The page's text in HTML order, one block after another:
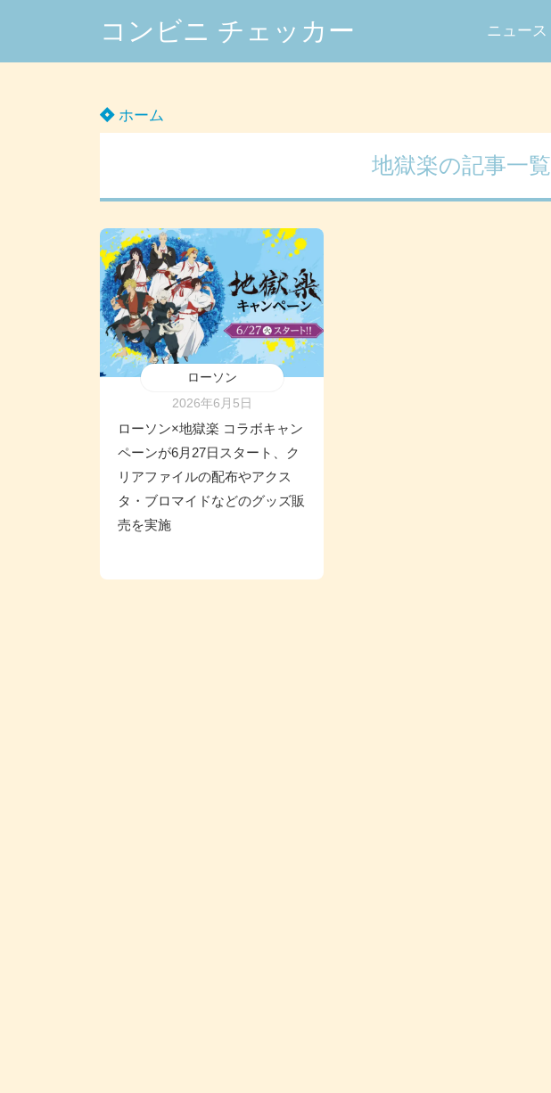
コンビニ チェッカー ニュース
ホーム
地獄楽の記事一覧
ローソン
2026年6月5日
ローソン×地獄楽 コラボキャン
ペーンが6月27日スタート、ク
リアファイルの配布やアクス
タ・ブロマイドなどのグッズ販
売を実施